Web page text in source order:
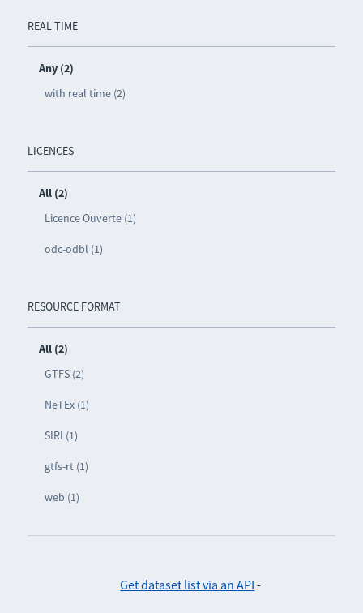
REAL TIME
Any (2)
with real time (2)
LICENCES
All (2)
Licence Ouverte (1)
odc-odbl (1)
RESOURCE FORMAT
All (2)
GTFS (2)
NeTEx (1)
SIRI (1)
gtfs-rt (1)
web (1)
Get dataset list via an API -